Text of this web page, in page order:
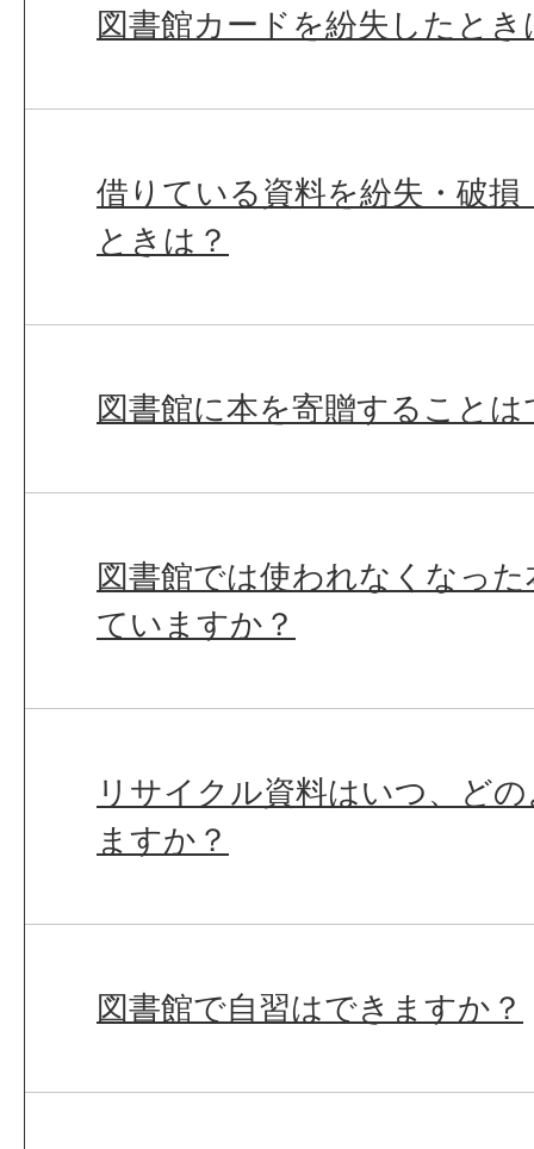
図書館カードを紛失したとき
借りている資料を紛失・破
ときは？
図書館に本を寄贈すること
図書館では使われなくなっ
ていますか？
リサイクル資料はいつ、ど
ますか？
図書館で自習はできますか？